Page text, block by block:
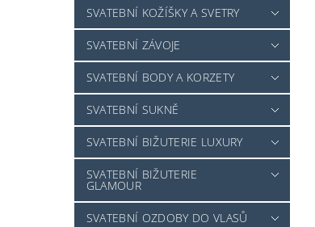
SVATEBNÍ KOŽÍŠKY A SVETRY
SVATEBNÍ ZÁVOJE
SVATEBNÍ BODY A KORZETY
SVATEBNÍ SUKNĚ
SVATEBNÍ BIŽUTERIE LUXURY
SVATEBNÍ BIŽUTERIE
GLAMOUR
SVATEBNÍ OZDOBY DO VLASŮ